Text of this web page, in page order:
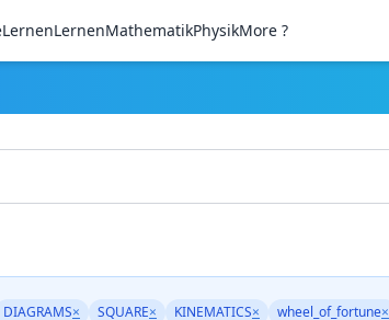
LernenLernenMathematikPhysikMore ?
DIAGRAMS× SQUARE× KINEMATICS× wheel_of_fortune×